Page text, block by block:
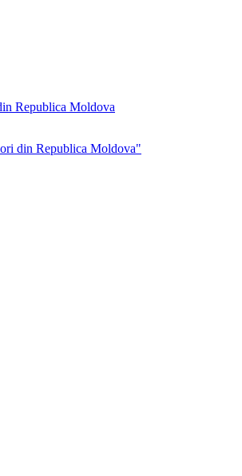
Republica Moldova
din Republica Moldova"